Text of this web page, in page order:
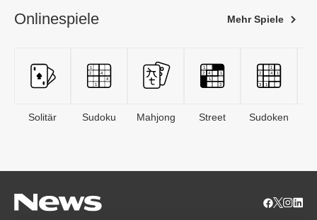
Onlinespiele Mehr Spiele
Solitär Sudoku Mahjong Street Sudoken